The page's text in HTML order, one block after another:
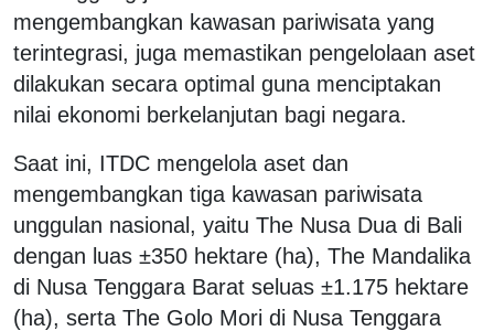
mengembangkan kawasan pariwisata yang
terintegrasi, juga memastikan pengelolaan aset
dilakukan secara optimal guna menciptakan
nilai ekonomi berkelanjutan bagi negara.
Saat ini, ITDC mengelola aset dan
mengembangkan tiga kawasan pariwisata
unggulan nasional, yaitu The Nusa Dua di Bali
dengan luas ±350 hektare (ha), The Mandalika
di Nusa Tenggara Barat seluas ±1.175 hektare
(ha), serta The Golo Mori di Nusa Tenggara